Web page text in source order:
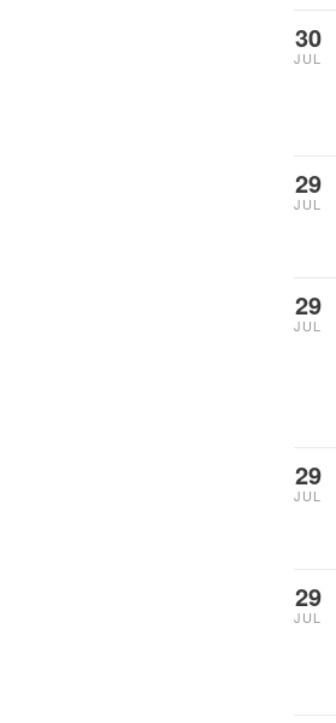
30
JUL
29
JUL
29
JUL
29
JUL
29
JUL